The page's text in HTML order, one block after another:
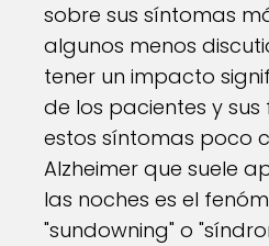
sobre sus síntomas
algunos menos
tener un impacto
de los pacientes y sus
estos síntomas poco
Alzheimer que suele
las noches es el
"sundowning" o